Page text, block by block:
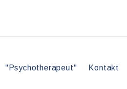
"Psychotherapeut" Kontakt